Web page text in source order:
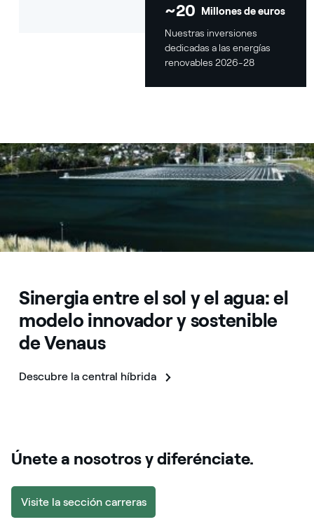
~20 Millones de euros
Nuestras inversiones
dedicadas a las energías
renovables 2026-28
Sinergia entre el sol y el agua: el
modelo innovador y sostenible
de Venaus
Descubre la central híbrida
Únete a nosotros y diferénciate.
Visite la sección carreras